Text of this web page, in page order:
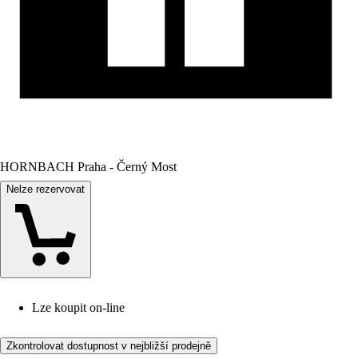
HORNBACH Praha - Černý Most
Nelze rezervovat
Lze koupit on-line
Zkontrolovat dostupnost v nejbližší prodejně